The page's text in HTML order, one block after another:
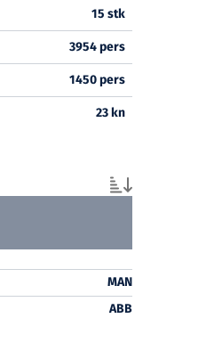
15 stk
3954 pers
1450 pers
23 kn
MAN
ABB